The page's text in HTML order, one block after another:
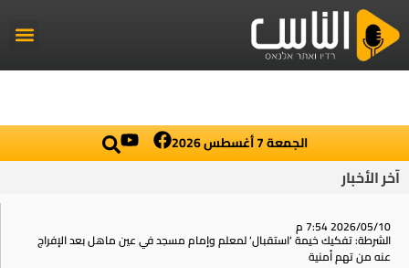
الجمعة 7 أغسطس 2026
آخر الأخبار
2026/05/10 7:54 م
الشرطة: تفكيك خيمة ‘استقبال‘ لمعلم وإمام مسجد في عين ماهل بعد الإفراج
عنه من تهم أمنية